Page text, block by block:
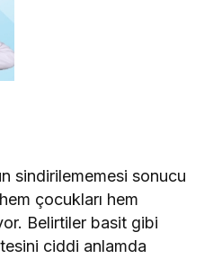
sindirilememesi sonucu
çocukları hem
Belirtiler basit gibi
ciddi anlamda